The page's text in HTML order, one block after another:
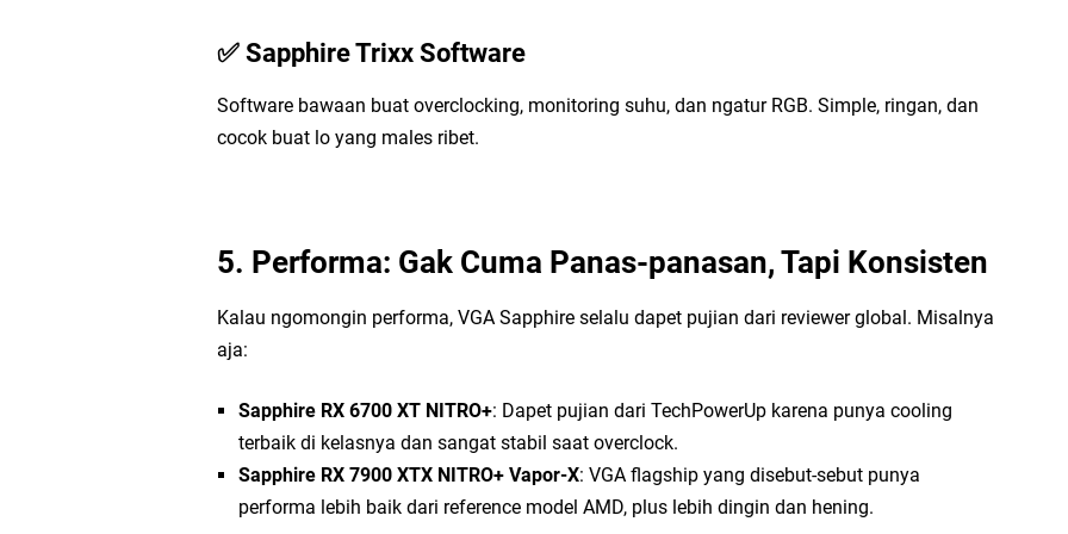
✅ Sapphire Trixx Software
Software bawaan buat overclocking, monitoring suhu, dan ngatur RGB. Simple, ringan, dan
cocok buat lo yang males ribet.
5. Performa: Gak Cuma Panas-panasan, Tapi Konsisten
Kalau ngomongin performa, VGA Sapphire selalu dapet pujian dari reviewer global. Misalnya
aja:
Sapphire RX 6700 XT NITRO+: Dapet pujian dari TechPowerUp karena punya cooling
terbaik di kelasnya dan sangat stabil saat overclock.
Sapphire RX 7900 XTX NITRO+ Vapor-X: VGA flagship yang disebut-sebut punya
performa lebih baik dari reference model AMD, plus lebih dingin dan hening.